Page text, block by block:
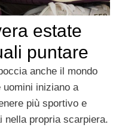
estate
puntare
anche il mondo
uomini iniziano a
più sportivo e
nella propria scarpiera.